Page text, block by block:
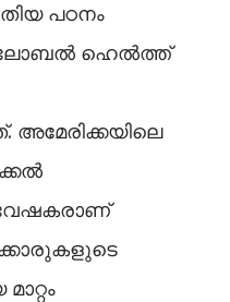
പഠനം
ഹെല്‍ത്ത്
അമേരിക്കയിലെ